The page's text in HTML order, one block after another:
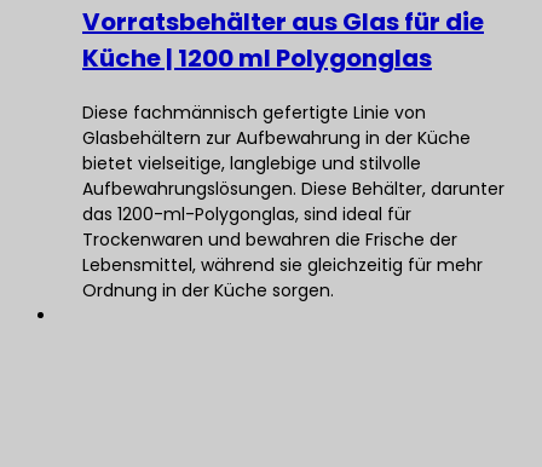
Vorratsbehälter aus Glas für die
Küche | 1200 ml Polygonglas
Diese fachmännisch gefertigte Linie von
Glasbehältern zur Aufbewahrung in der Küche
bietet vielseitige, langlebige und stilvolle
Aufbewahrungslösungen. Diese Behälter, darunter
das 1200-ml-Polygonglas, sind ideal für
Trockenwaren und bewahren die Frische der
Lebensmittel, während sie gleichzeitig für mehr
Ordnung in der Küche sorgen.